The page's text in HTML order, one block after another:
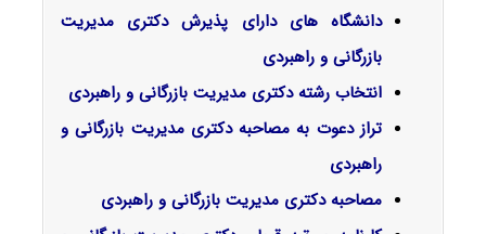
دانشگاه های دارای پذیرش دکتری مدیریت
بازرگانی و راهبردی
انتخاب رشته دکتری مدیریت بازرگانی و راهبردی
تراز دعوت به مصاحبه دکتری مدیریت بازرگانی و
راهبردی
مصاحبه دکتری مدیریت بازرگانی و راهبردی